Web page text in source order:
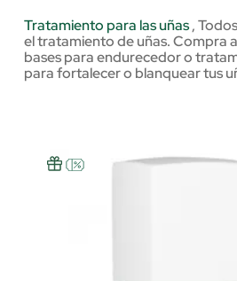
Tratamiento para las uñas,
el tratamiento de uñas. Compra
bases para endurecedor o
para fortalecer o blanquear tus